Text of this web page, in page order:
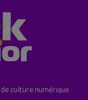
culture numérique